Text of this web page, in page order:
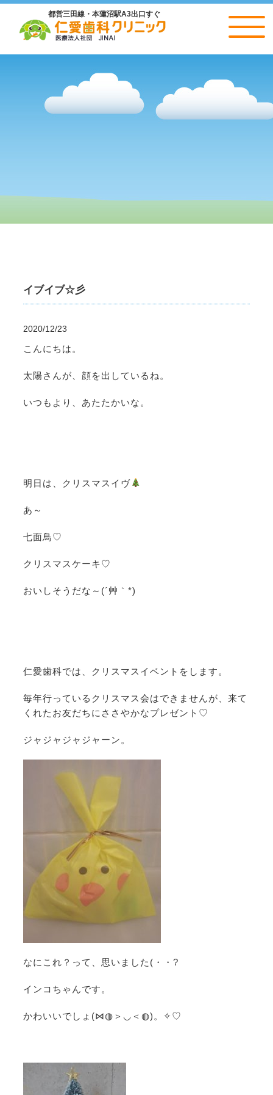
都営三田線・本蓮沼駅A3出口すぐ
仁愛歯科クリニック
イブイブ☆彡
2020/12/23
こんにちは。
太陽さんが、顔を出しているね。
いつもより、あたたかいな。
明日は、クリスマスイヴ
あ～
七面鳥♡
クリスマスケーキ♡
おいしそうだな～(´艸｀*)
仁愛歯科では、クリスマスイベントをします。
毎年行っているクリスマス会はできませんが、来て
くれたお友だちにささやかなプレゼント♡
ジャジャジャジャーン。
なにこれ？って、思いました(・・?
インコちゃんです。
かわいいでしょ(⋈◍＞◡＜◍)。✧♡